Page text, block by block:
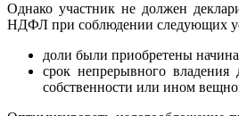
Однако участник не должен
НДФЛ при соблюдении следующих
доли были приобретены
срок непрерывного
собственности или ином